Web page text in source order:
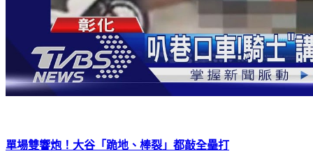
單場雙響炮！大谷「跪地、棒裂」都敲全壘打